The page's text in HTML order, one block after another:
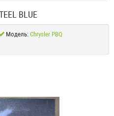
BLUE
Модель: Chrysler PBQ